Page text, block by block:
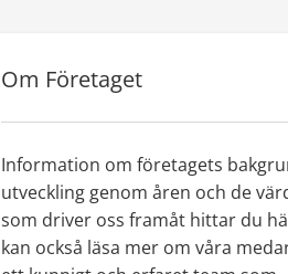
Om Företaget
Information om företagets
utveckling genom åren och de
som driver oss framåt hittar du
kan också läsa mer om våra